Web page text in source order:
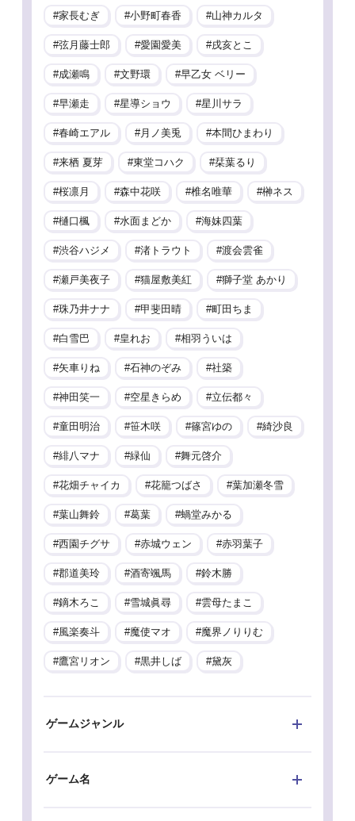
家長むぎ 小野町春香 山神カルタ
弦月藤士郎 愛園愛美 戌亥とこ
成瀬鳴 文野環 早乙女 ベリー
早瀬走 星導ショウ 星川サラ
春崎エアル 月ノ美兎 本間ひまわり
来栖 夏芽 東堂コハク 栞葉るり
桜凛月 森中花咲 椎名唯華 榊ネス
樋口楓 水面まどか 海妹四葉
渋谷ハジメ 渚トラウト 渡会雲雀
瀬戸美夜子 猫屋敷美紅 獅子堂 あかり
珠乃井ナナ 甲斐田晴 町田ちま
白雪巴 皇れお 相羽ういは
矢車りね 石神のぞみ 社築
神田笑一 空星きらめ 立伝都々
童田明治 笹木咲 篠宮ゆの 綺沙良
緋八マナ 緑仙 舞元啓介
花畑チャイカ 花籠つばさ 葉加瀬冬雪
葉山舞鈴 葛葉 蝸堂みかる
西園チグサ 赤城ウェン 赤羽葉子
郡道美玲 酒寄颯馬 鈴木勝
鏑木ろこ 雪城眞尋 雲母たまこ
風楽奏斗 魔使マオ 魔界ノりりむ
鷹宮リオン 黒井しば 黛灰
ゲームジャンル
ゲーム名